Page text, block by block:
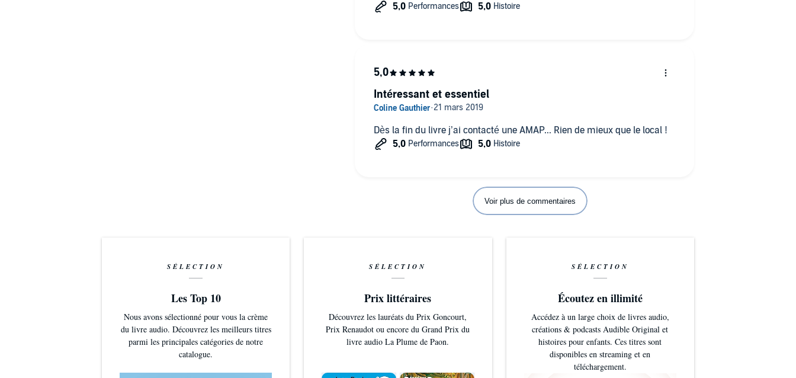
Dès la fin du livre j’ai contacté une AMAP... Rien de mieux que le local !
Intéressant et essentiel
Voir plus de commentaires
SÉLECTION
Les Top 10
Nous avons sélectionné pour vous la crème
du livre audio. Découvrez les meilleurs titres
parmi les principales catégories de notre
catalogue.
SÉLECTION
Prix littéraires
Découvrez les lauréats du Prix Goncourt,
Prix Renaudot ou encore du Grand Prix du
livre audio La Plume de Paon.
SÉLECTION
Écoutez en illimité
Accédez à un large choix de livres audio,
créations & podcasts Audible Original et
histoires pour enfants. Ces titres sont
disponibles en streaming et en
téléchargement.